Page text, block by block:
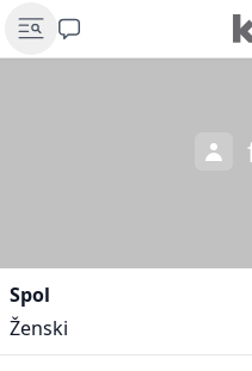
Spol
Ženski